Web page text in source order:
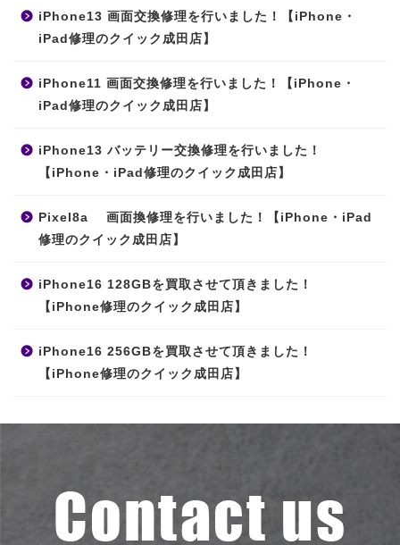
iPhone13 画面交換修理を行いました！【iPhone・
iPad修理のクイック成田店】
iPhone11 画面交換修理を行いました！【iPhone・
iPad修理のクイック成田店】
iPhone13 バッテリー交換修理を行いました！
【iPhone・iPad修理のクイック成田店】
Pixel8a 画面換修理を行いました！【iPhone・iPad
修理のクイック成田店】
iPhone16 128GBを買取させて頂きました！
【iPhone修理のクイック成田店】
iPhone16 256GBを買取させて頂きました！
【iPhone修理のクイック成田店】